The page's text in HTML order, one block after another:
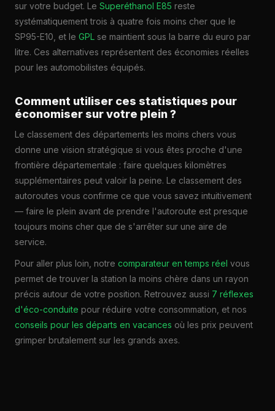
sur votre budget. Le Superéthanol E85 reste
systématiquement trois à quatre fois moins cher que le
SP95-E10, et le GPL se maintient sous la barre du euro par
litre. Ces alternatives représentent des économies réelles
pour les automobilistes équipés.
Comment utiliser ces statistiques pour
économiser sur votre plein ?
Le classement des départements les moins chers vous
donne une vision stratégique si vous êtes proche d'une
frontière départementale : faire quelques kilomètres
supplémentaires peut valoir la peine. Le classement des
autoroutes vous confirme ce que vous savez intuitivement
— faire le plein avant de prendre l'autoroute est presque
toujours moins cher que de s'arrêter sur une aire de
service.
Pour aller plus loin, notre comparateur en temps réel vous
permet de trouver la station la moins chère dans un rayon
précis autour de votre position. Retrouvez aussi 7 réflexes
d'éco-conduite pour réduire votre consommation, et nos
conseils pour les départs en vacances où les prix peuvent
grimper brutalement sur les grands axes.